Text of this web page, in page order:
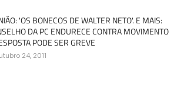
'OS BONECOS DE WALTER NETO'. E MAIS:
DA PC ENDURECE CONTRA MOVIMENTO
PODE SER GREVE
24, 2011